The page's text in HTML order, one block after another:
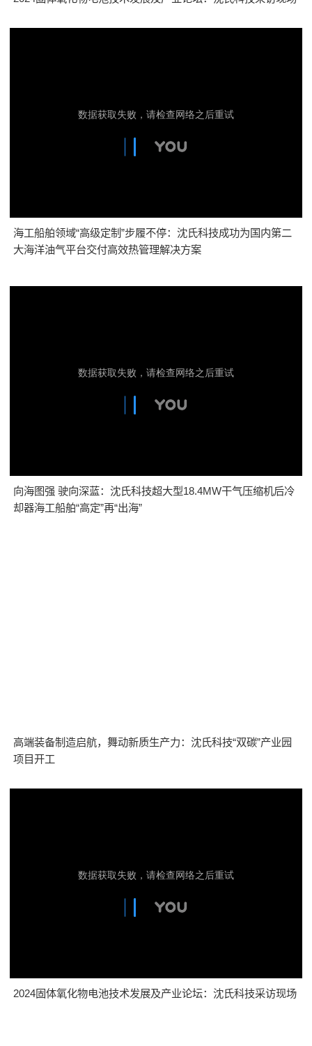
海工船舶领域“高级定制”步履不停：沈氏科技成功为国内第二
大海洋油气平台交付高效热管理解决方案
向海图强 驶向深蓝：沈氏科技超大型18.4MW干气压缩机后冷
却器海工船舶“高定”再“出海”
高端装备制造启航，舞动新质生产力：沈氏科技“双碳”产业园
项目开工
2024固体氧化物电池技术发展及产业论坛：沈氏科技采访现场